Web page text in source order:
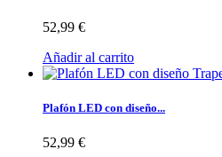
52,99 €
Añadir al carrito
Plafón LED con diseño...
52,99 €